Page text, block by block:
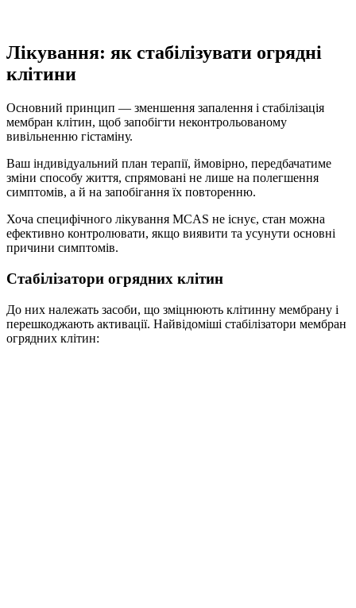
Лікування: як стабілізувати огрядні
клітини
Основний принцип — зменшення запалення і стабілізація
мембран клітин, щоб запобігти неконтрольованому
вивільненню гістаміну.
Ваш індивідуальний план терапії, ймовірно, передбачатиме
зміни способу життя, спрямовані не лише на полегшення
симптомів, а й на запобігання їх повторенню.
Хоча специфічного лікування MCAS не існує, стан можна
ефективно контролювати, якщо виявити та усунути основні
причини симптомів.
Стабілізатори огрядних клітин
До них належать засоби, що зміцнюють клітинну мембрану і
перешкоджають активації. Найвідоміші стабілізатори мембран
огрядних клітин: